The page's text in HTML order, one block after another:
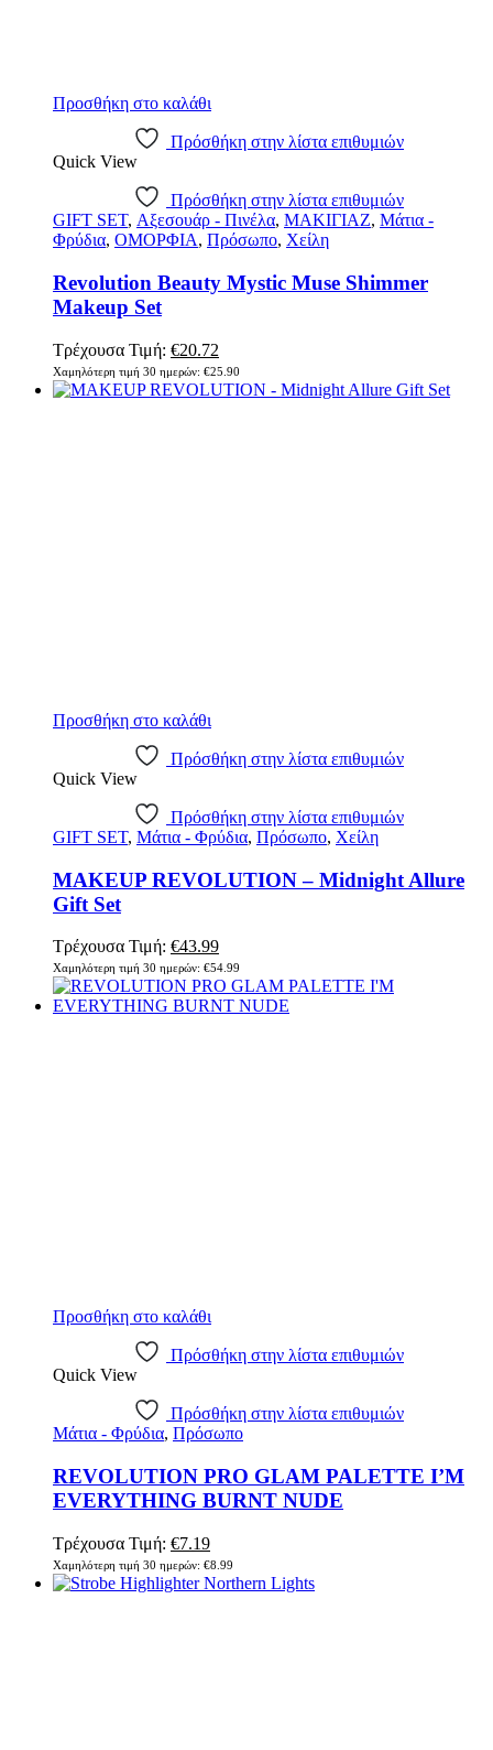
Προσθήκη στο καλάθι
Πρόσθήκη στην λίστα επιθυμιών
Quick View
Πρόσθήκη στην λίστα επιθυμιών
GIFT SET, Αξεσουάρ - Πινέλα, ΜΑΚΙΓΙΑΖ, Μάτια -
Φρύδια, ΟΜΟΡΦΙΑ, Πρόσωπο, Χείλη
Revolution Beauty Mystic Muse Shimmer
Makeup Set
Τρέχουσα Τιμή: €20.72
Χαμηλότερη τιμή 30 ημερών: €25.90
Προσθήκη στο καλάθι
Πρόσθήκη στην λίστα επιθυμιών
Quick View
Πρόσθήκη στην λίστα επιθυμιών
GIFT SET, Μάτια - Φρύδια, Πρόσωπο, Χείλη
MAKEUP REVOLUTION – Midnight Allure
Gift Set
Τρέχουσα Τιμή: €43.99
Χαμηλότερη τιμή 30 ημερών: €54.99
Προσθήκη στο καλάθι
Πρόσθήκη στην λίστα επιθυμιών
Quick View
Πρόσθήκη στην λίστα επιθυμιών
Μάτια - Φρύδια, Πρόσωπο
REVOLUTION PRO GLAM PALETTE I’M
EVERYTHING BURNT NUDE
Τρέχουσα Τιμή: €7.19
Χαμηλότερη τιμή 30 ημερών: €8.99